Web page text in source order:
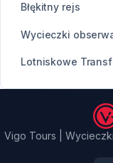
Błękitny rejs
Wycieczki
Lotniskowe
Vigo Tours |